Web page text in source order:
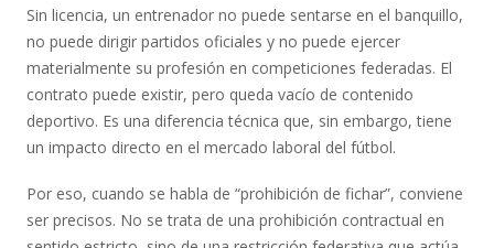
Sin licencia, un entrenador no puede sentarse en el banquillo,
no puede dirigir partidos oficiales y no puede ejercer
materialmente su profesión en competiciones federadas. El
contrato puede existir, pero queda vacío de contenido
deportivo. Es una diferencia técnica que, sin embargo, tiene
un impacto directo en el mercado laboral del fútbol.
Por eso, cuando se habla de “prohibición de fichar”, conviene
ser precisos. No se trata de una prohibición contractual en